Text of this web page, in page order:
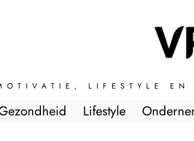
LIFESTYLE EN
Lifestyle